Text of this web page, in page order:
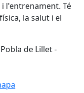
l'entrenament. Té
la salut i el
de Lillet -